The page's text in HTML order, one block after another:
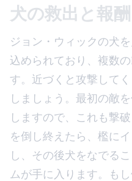
犬の救出と報
ジョン・ウィックの犬
込められており、複数
す。近づくと攻撃して
しましょう。最初の敵
しますので、これも撃
を倒し終えたら、檻に
し、その後犬をなでる
ムが手に入ります。も